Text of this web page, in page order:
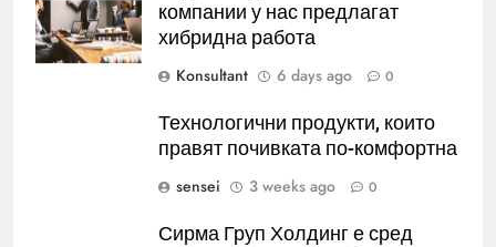
компании у нас предлагат
хибридна работа
Konsultant
6 days ago 0
Технологични продукти, които
правят почивката по-комфортна
sensei
3 weeks ago 0
Сирма Груп Холдинг е сред